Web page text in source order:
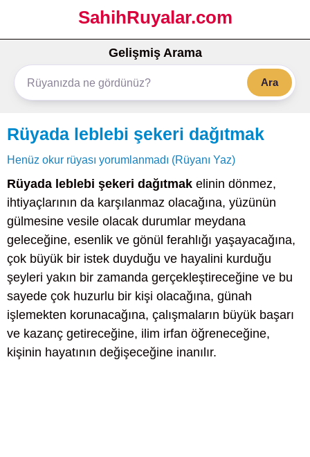
SahihRuyalar.com
Gelişmiş Arama
Ara
Rüyada leblebi şekeri dağıtmak
Henüz okur rüyası yorumlanmadı (Rüyanı Yaz)
Rüyada leblebi şekeri dağıtmak elinin dönmez,
ihtiyaçlarının da karşılanmaz olacağına, yüzünün
gülmesine vesile olacak durumlar meydana
geleceğine, esenlik ve gönül ferahlığı yaşayacağına,
çok büyük bir istek duyduğu ve hayalini kurduğu
şeyleri yakın bir zamanda gerçekleştireceğine ve bu
sayede çok huzurlu bir kişi olacağına, günah
işlemekten korunacağına, çalışmaların büyük başarı
ve kazanç getireceğine, ilim irfan öğreneceğine,
kişinin hayatının değişeceğine inanılır.